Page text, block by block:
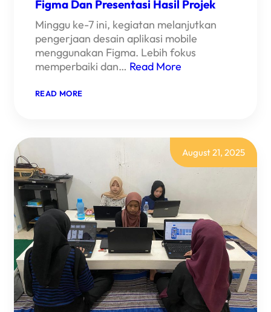
Figma Dan Presentasi Hasil Projek
Minggu ke-7 ini, kegiatan melanjutkan
pengerjaan desain aplikasi mobile
menggunakan Figma. Lebih fokus
memperbaiki dan… Read More
READ MORE:
PRESENTASI
PROJEK
August 21, 2025